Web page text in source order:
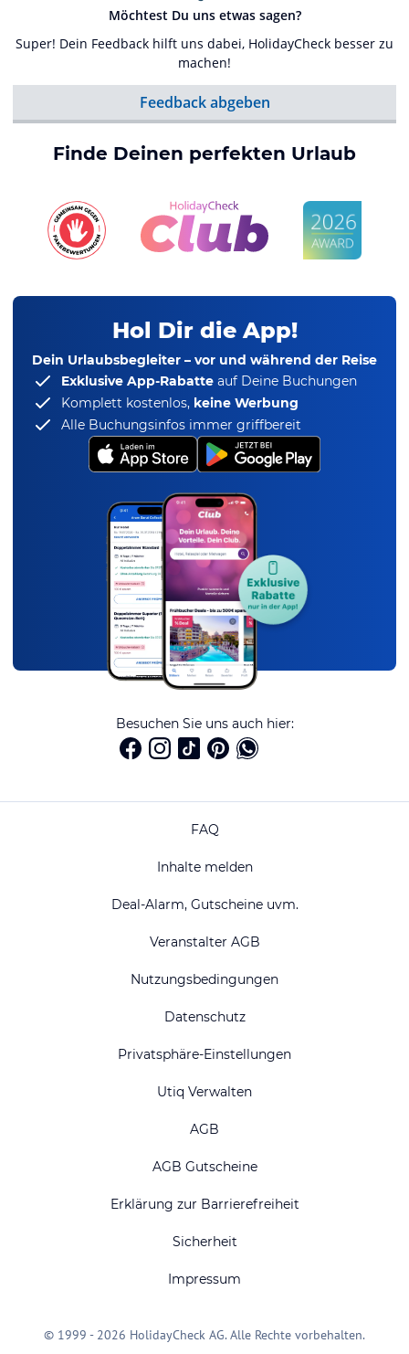
Möchtest Du uns etwas sagen?
Super! Dein Feedback hilft uns dabei, HolidayCheck besser zu
machen!
Feedback abgeben
Finde Deinen perfekten Urlaub
Hol Dir die App!
Dein Urlaubsbegleiter – vor und während der Reise
Exklusive App-Rabatte auf Deine Buchungen
Komplett kostenlos, keine Werbung
Alle Buchungsinfos immer griffbereit
Besuchen Sie uns auch hier:
FAQ
Inhalte melden
Deal-Alarm, Gutscheine uvm.
Veranstalter AGB
Nutzungsbedingungen
Datenschutz
Privatsphäre-Einstellungen
Utiq Verwalten
AGB
AGB Gutscheine
Erklärung zur Barrierefreiheit
Sicherheit
Impressum
© 1999 - 2026 HolidayCheck AG. Alle Rechte vorbehalten.